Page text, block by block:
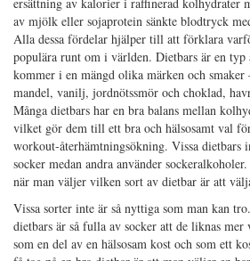
av mjölk eller sojaprotein sänkte blodtryck
Alla dessa fördelar hjälper till att förklara
populära runt om i världen. Dietbars är en
kommer i en mängd olika märken och
mandel, vanilj, jordnötssmör och choklad,
Många dietbars har en bra balans mellan
vilket gör dem till ett bra och hälsosamt val
workout-återhämtningsökning. Vissa dietbars
socker medan andra använder
när man väljer vilken sort av dietbar är att
Vissa sorter inte är så nyttiga som man kan
dietbars är så fulla av socker att de liknas
som en del av en hälsosam kost och som ett